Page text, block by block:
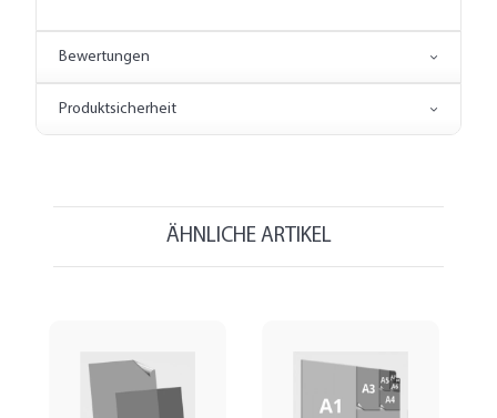
Bewertungen
Produktsicherheit
ÄHNLICHE ARTIKEL